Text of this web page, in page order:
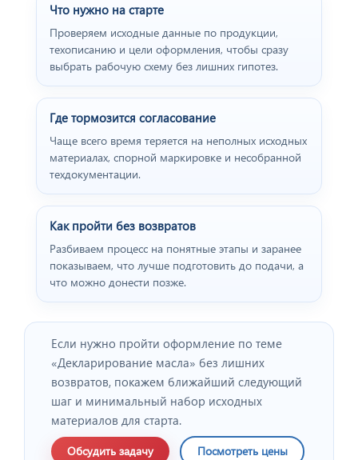
Что нужно на старте
Проверяем исходные данные по продукции,
техописанию и цели оформления, чтобы сразу
выбрать рабочую схему без лишних гипотез.
Где тормозится согласование
Чаще всего время теряется на неполных исходных
материалах, спорной маркировке и несобранной
техдокументации.
Как пройти без возвратов
Разбиваем процесс на понятные этапы и заранее
показываем, что лучше подготовить до подачи, а
что можно донести позже.
Если нужно пройти оформление по теме
«Декларирование масла» без лишних
возвратов, покажем ближайший следующий
шаг и минимальный набор исходных
материалов для старта.
Обсудить задачу Посмотреть цены